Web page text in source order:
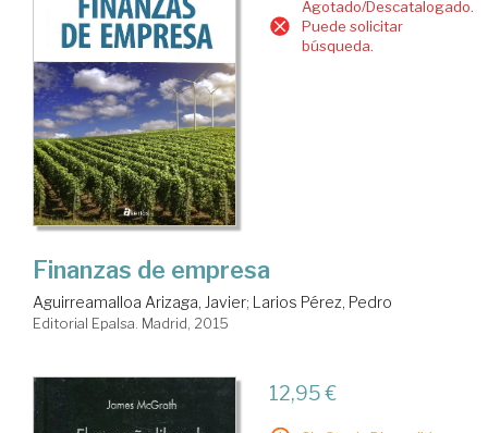
Agotado/Descatalogado.
Puede solicitar
búsqueda.
Finanzas de empresa
Aguirreamalloa Arizaga, Javier; Larios Pérez, Pedro
Editorial Epalsa. Madrid, 2015
12,95 €